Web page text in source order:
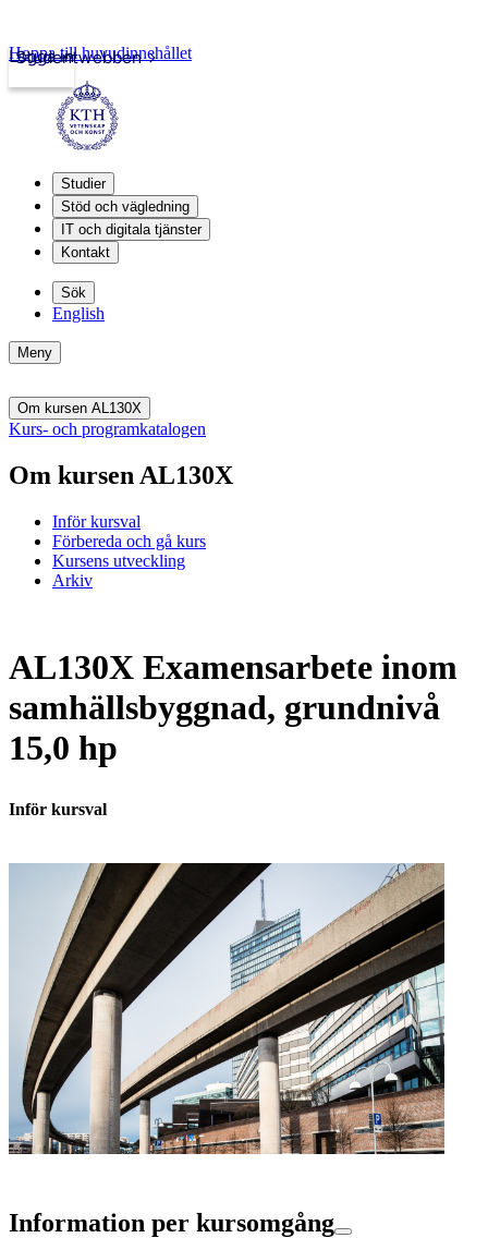
Studentwebben
Logga in
Hoppa till huvudinnehållet
Studier
Stöd och vägledning
IT och digitala tjänster
Kontakt
Sök
English
Meny
Om kursen AL130X
Kurs- och programkatalogen
Om kursen AL130X
Inför kursval
Förbereda och gå kurs
Kursens utveckling
Arkiv
AL130X Examensarbete inom
samhällsbyggnad, grundnivå
15,0 hp
Inför kursval
Information per kursomgång